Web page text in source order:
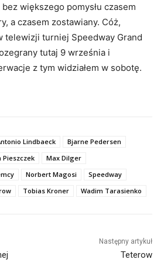
bez większego pomysłu czasem
a czasem zostawiany. Cóż,
telewizji turniej Speedway Grand
tutaj 9 września i
z tym widziałem w sobotę.
Lindbaeck
Bjarne Pedersen
Pieszczek
Max Dilger
Norbert Magosi
Speedway
Tobias Kroner
Wadim Tarasienko
Następny artykuł
Teterow